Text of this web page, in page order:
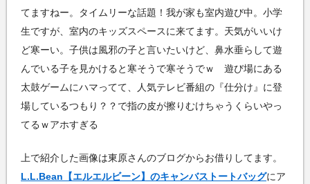
てますねー。タイムリーな話題！我が家も室内遊び中。小学
生ですが、室内のキッズスペースに来てます。天気がいいけ
ど寒ーい。子供は風邪の子と言いたいけど、鼻水垂らして遊
んでいる子を見かけると寒そうで寒そうでｗ 遊び場にある
太鼓ゲームにハマってて、人気テレビ番組の『仕分け』に登
場しているつもり？？で指の皮が擦りむけちゃうくらいやっ
てるｗアホすぎる
上で紹介した画像は東原さんのブログからお借りしてます。
L.L.Bean【エルエルビーン】のキャンバストートバッグにア